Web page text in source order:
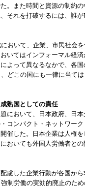
。また時間と資源の制約
それを打破するには、誰
おいて、企業、市民社会
いてはインフォーマル経
よって異なるなかで、各
どこの国にも一律に当ては
熟国としての責任
において、日本政府、日
コンパクト・ネットワー
催した。日本企業は人権
おいても外国人労働者と
慮した企業行動が各国か
制労働の実効的廃止のた